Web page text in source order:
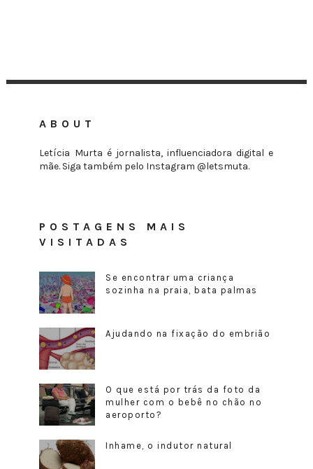
ABOUT
Letícia Murta é jornalista, influenciadora digital e
mãe. Siga também pelo Instagram @letsmuta.
POSTAGENS MAIS
VISITADAS
Se encontrar uma criança
sozinha na praia, bata palmas
Ajudando na fixação do embrião
O que está por trás da foto da
mulher com o bebê no chão no
aeroporto?
Inhame, o indutor natural